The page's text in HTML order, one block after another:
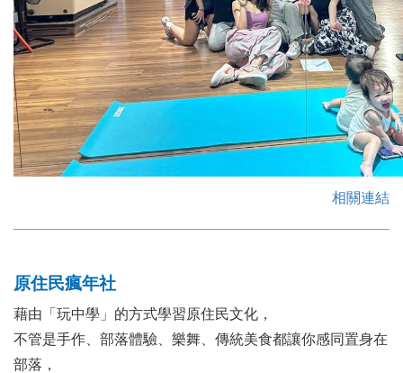
相關連結
原住民瘋年社
藉由「玩中學」的方式學習原住民文化，
不管是手作、部落體驗、樂舞、傳統美食都讓你感同置身在
部落，